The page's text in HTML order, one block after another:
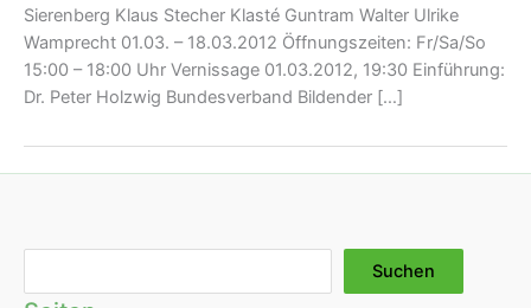
Sierenberg Klaus Stecher Klasté Guntram Walter Ulrike
Wamprecht 01.03. – 18.03.2012 Öffnungszeiten: Fr/Sa/So
15:00 – 18:00 Uhr Vernissage 01.03.2012, 19:30 Einführung:
Dr. Peter Holzwig Bundesverband Bildender […]
Suchen